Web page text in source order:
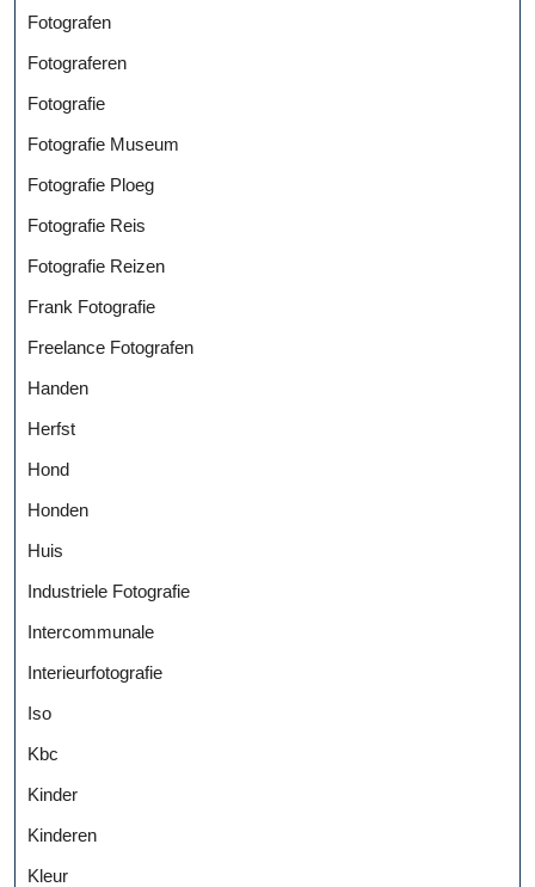
Fotografen
Fotograferen
Fotografie
Fotografie Museum
Fotografie Ploeg
Fotografie Reis
Fotografie Reizen
Frank Fotografie
Freelance Fotografen
Handen
Herfst
Hond
Honden
Huis
Industriele Fotografie
Intercommunale
Interieurfotografie
Iso
Kbc
Kinder
Kinderen
Kleur